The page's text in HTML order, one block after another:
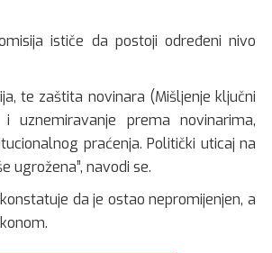
ističe da postoji određeni nivo
te zaštita novinara (Mišljenje ključni
uznemiravanje prema novinarima,
praćenja. Politički uticaj na
ugrožena”, navodi se.
da je ostao nepromijenjen, a